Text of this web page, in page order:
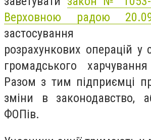
Верховною радою
застосування
розрахункових операцій у
громадського
Разом з тим підприємці
зміни в законодавство,
ФОПів.